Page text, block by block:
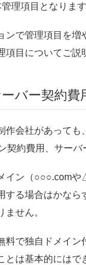
理項目となります
ンで管理項目を増
項目についてご説
バー契約費
作会社があっても
契約費用、サーバ
イン（○○○.com
する場合はかなら
ません。
料で独自ドメイン
とは基本的にはで